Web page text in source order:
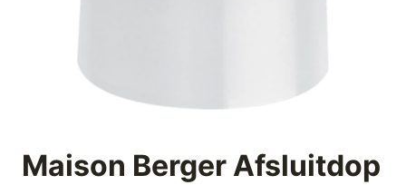
Maison Berger Afsluitdop